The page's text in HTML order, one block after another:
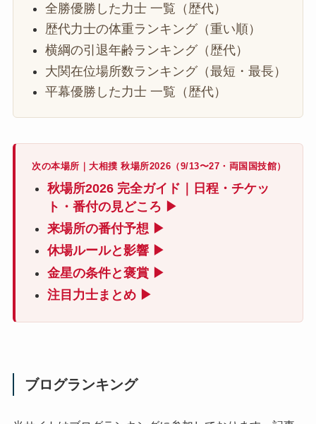
全勝優勝した力士 一覧（歴代）
歴代力士の体重ランキング（重い順）
横綱の引退年齢ランキング（歴代）
大関在位場所数ランキング（最短・最長）
平幕優勝した力士 一覧（歴代）
次の本場所｜大相撲 秋場所2026（9/13〜27・両国国技館）
秋場所2026 完全ガイド｜日程・チケッ
ト・番付の見どころ ▶
来場所の番付予想 ▶
休場ルールと影響 ▶
金星の条件と褒賞 ▶
注目力士まとめ ▶
ブログランキング